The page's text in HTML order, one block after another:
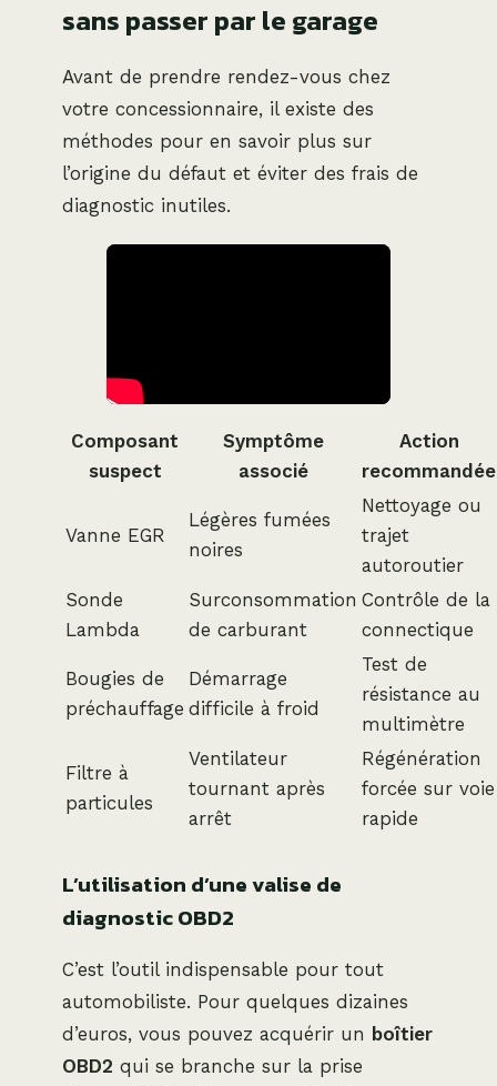
sans passer par le garage
Avant de prendre rendez-vous chez
votre concessionnaire, il existe des
méthodes pour en savoir plus sur
l’origine du défaut et éviter des frais de
diagnostic inutiles.
Composant
suspect
Symptôme
associé
Action
recommandée
Vanne EGR
Légères fumées
noires
Nettoyage ou
trajet
autoroutier
Sonde
Lambda
Surconsommation
de carburant
Contrôle de la
connectique
Bougies de
préchauffage
Démarrage
difficile à froid
Test de
résistance au
multimètre
Filtre à
particules
Ventilateur
tournant après
arrêt
Régénération
forcée sur voie
rapide
L’utilisation d’une valise de
diagnostic OBD2
C’est l’outil indispensable pour tout
automobiliste. Pour quelques dizaines
d’euros, vous pouvez acquérir un boîtier
OBD2 qui se branche sur la prise